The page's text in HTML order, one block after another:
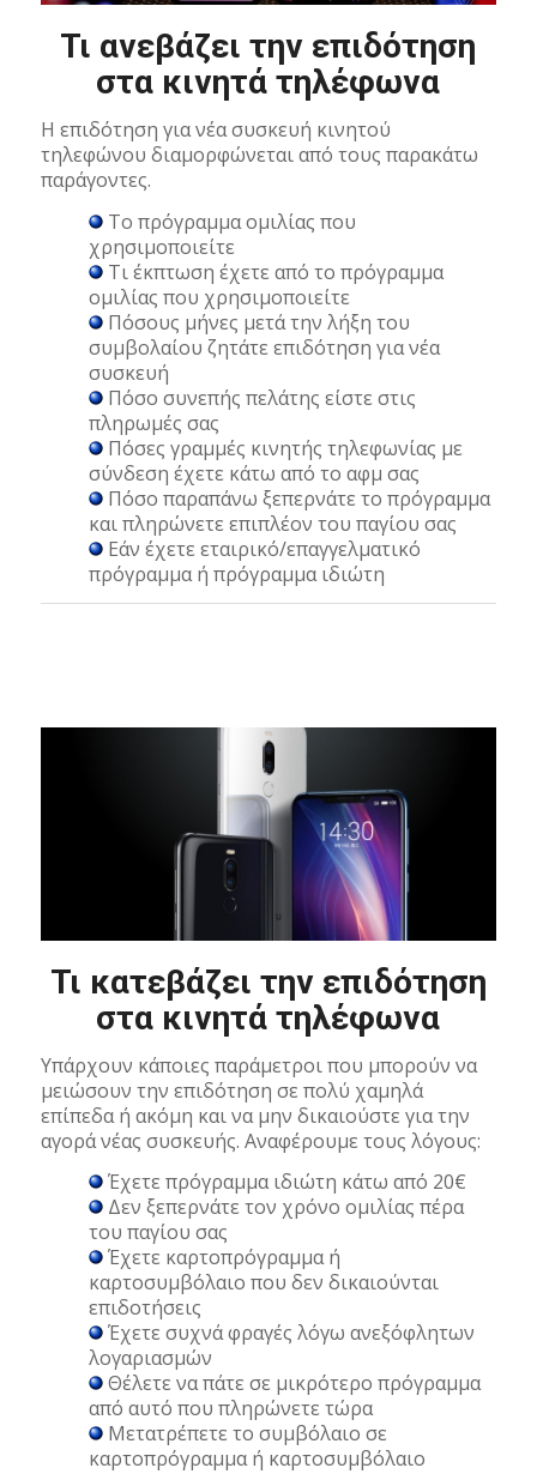
Τι ανεβάζει την επιδότηση
στα κινητά τηλέφωνα
Η επιδότηση για νέα συσκευή κινητού
τηλεφώνου διαμορφώνεται από τους παρακάτω
παράγοντες.
Το πρόγραμμα ομιλίας που
χρησιμοποιείτε
Τι έκπτωση έχετε από το πρόγραμμα
ομιλίας που χρησιμοποιείτε
Πόσους μήνες μετά την λήξη του
συμβολαίου ζητάτε επιδότηση για νέα
συσκευή
Πόσο συνεπής πελάτης είστε στις
πληρωμές σας
Πόσες γραμμές κινητής τηλεφωνίας με
σύνδεση έχετε κάτω από το αφμ σας
Πόσο παραπάνω ξεπερνάτε το πρόγραμμα
και πληρώνετε επιπλέον του παγίου σας
Εάν έχετε εταιρικό/επαγγελματικό
πρόγραμμα ή πρόγραμμα ιδιώτη
Τι κατεβάζει την επιδότηση
στα κινητά τηλέφωνα
Υπάρχουν κάποιες παράμετροι που μπορούν να
μειώσουν την επιδότηση σε πολύ χαμηλά
επίπεδα ή ακόμη και να μην δικαιούστε για την
αγορά νέας συσκευής. Αναφέρουμε τους λόγους:
Έχετε πρόγραμμα ιδιώτη κάτω από 20€
Δεν ξεπερνάτε τον χρόνο ομιλίας πέρα
του παγίου σας
Έχετε καρτοπρόγραμμα ή
καρτοσυμβόλαιο που δεν δικαιούνται
επιδοτήσεις
Έχετε συχνά φραγές λόγω ανεξόφλητων
λογαριασμών
Θέλετε να πάτε σε μικρότερο πρόγραμμα
από αυτό που πληρώνετε τώρα
Μετατρέπετε το συμβόλαιο σε
καρτοπρόγραμμα ή καρτοσυμβόλαιο